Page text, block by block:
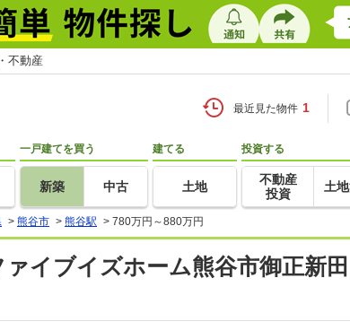
不動産
最近見た物件 1
一戸建てを買う
新築 中古
建てる
土地
投資する
不動産
投資
土
> 熊谷市 > 熊谷駅 > 780万円～880万円
ァイブイズホーム熊谷市御正新